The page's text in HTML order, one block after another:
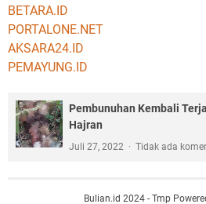
BETARA.ID
PORTALONE.NET
AKSARA24.ID
PEMAYUNG.ID
Pembunuhan Kembali
Hajran
Juli 27, 2022 Tidak ada
Bulian.id 2024 - Tmp